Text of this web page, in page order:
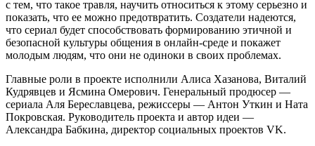
с тем, что такое травля, научить относиться к этому серьезно и
показать, что ее можно предотвратить. Создатели надеются,
что сериал будет способствовать формированию этичной и
безопасной культуры общения в онлайн-среде и покажет
молодым людям, что они не одиноки в своих проблемах.
Главные роли в проекте исполнили Алиса Хазанова, Виталий
Кудрявцев и Ясмина Омерович. Генеральный продюсер —
сериала Аля Береславцева, режиссеры — Антон Уткин и Ната
Покровская. Руководитель проекта и автор идеи —
Александра Бабкина, директор социальных проектов VK.